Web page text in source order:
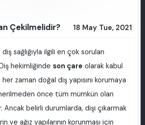
Çekilmelidir? 18 May Tue, 2021
sağlığıyla ilgili en çok sorulan
hekimliğinde son çare olarak kabul
zaman doğal diş yapısını korumaya
önce tüm mümkün olan
Ancak belirli durumlarda, dişi çıkarmak
ve ağız yapılarının korunması için